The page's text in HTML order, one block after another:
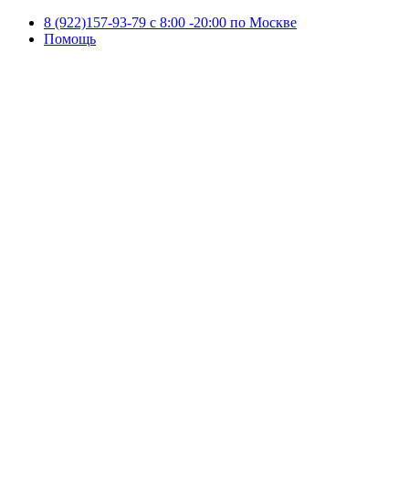
8 (922)157-93-79 c 8:00 -20:00 по Москве
Помощь